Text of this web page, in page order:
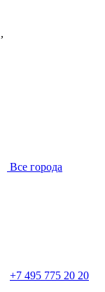
Все города
+7 495 775 20 20